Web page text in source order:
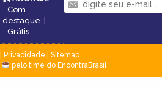
Com
destaque |
Grátis
Privacidade
Sitemap
pelo time do EncontraBrasil